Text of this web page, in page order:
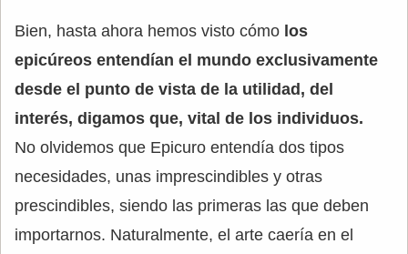
Bien, hasta ahora hemos visto cómo los
epicúreos entendían el mundo exclusivamente
desde el punto de vista de la utilidad, del
interés, digamos que, vital de los individuos.
No olvidemos que Epicuro entendía dos tipos
necesidades, unas imprescindibles y otras
prescindibles, siendo las primeras las que deben
importarnos. Naturalmente, el arte caería en el